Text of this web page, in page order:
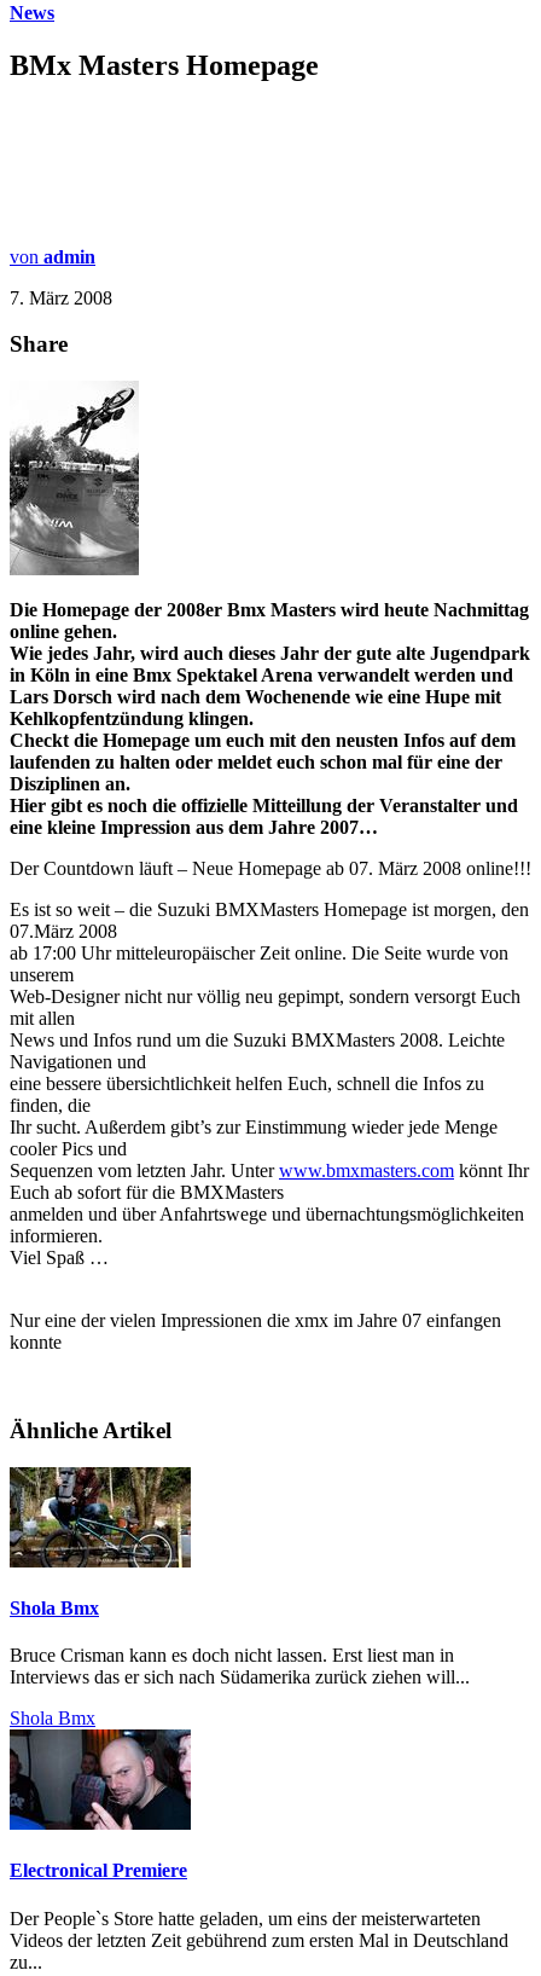
News
BMx Masters Homepage
von admin
7. März 2008
Share
Die Homepage der 2008er Bmx Masters wird heute Nachmittag
online gehen.
Wie jedes Jahr, wird auch dieses Jahr der gute alte Jugendpark
in Köln in eine Bmx Spektakel Arena verwandelt werden und
Lars Dorsch wird nach dem Wochenende wie eine Hupe mit
Kehlkopfentzündung klingen.
Checkt die Homepage um euch mit den neusten Infos auf dem
laufenden zu halten oder meldet euch schon mal für eine der
Disziplinen an.
Hier gibt es noch die offizielle Mitteillung der Veranstalter und
eine kleine Impression aus dem Jahre 2007…
Der Countdown läuft – Neue Homepage ab 07. März 2008 online!!!
Es ist so weit – die Suzuki BMXMasters Homepage ist morgen, den
07.März 2008
ab 17:00 Uhr mitteleuropäischer Zeit online. Die Seite wurde von
unserem
Web-Designer nicht nur völlig neu gepimpt, sondern versorgt Euch
mit allen
News und Infos rund um die Suzuki BMXMasters 2008. Leichte
Navigationen und
eine bessere übersichtlichkeit helfen Euch, schnell die Infos zu
finden, die
Ihr sucht. Außerdem gibt’s zur Einstimmung wieder jede Menge
cooler Pics und
Sequenzen vom letzten Jahr. Unterwww.bmxmasters.com könnt Ihr
Euch ab sofort für die BMXMasters
anmelden und über Anfahrtswege und übernachtungsmöglichkeiten
informieren.
Viel Spaß …
Nur eine der vielen Impressionen die xmx im Jahre 07 einfangen
konnte
Ähnliche Artikel
Shola Bmx
Bruce Crisman kann es doch nicht lassen. Erst liest man in
Interviews das er sich nach Südamerika zurück ziehen will...
Shola Bmx
Electronical Premiere
Der People`s Store hatte geladen, um eins der meisterwarteten
Videos der letzten Zeit gebührend zum ersten Mal in Deutschland
zu...